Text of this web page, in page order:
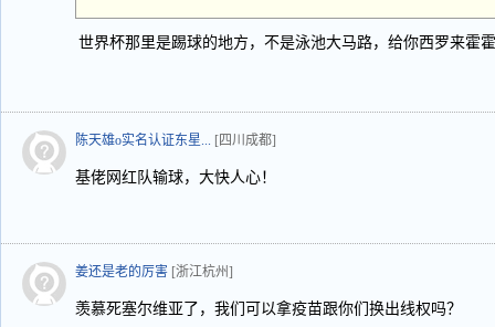
世界杯那里是踢球的地方，不是泳池大马路，给你西罗来霍
陈天雄o实名认证东星... [四川成都]
基佬网红队输球，大快人心！
姜还是老的厉害 [浙江杭州]
羡慕死塞尔维亚了，我们可以拿疫苗跟你们换出线权吗？